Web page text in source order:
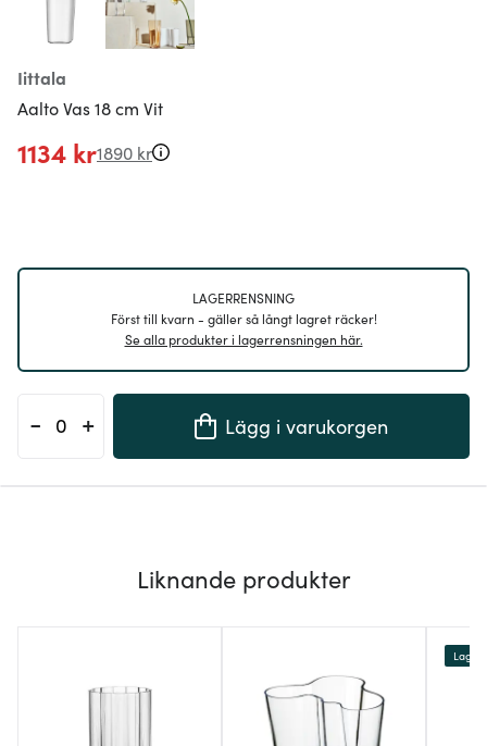
Iittala
Aalto Vas 18 cm Vit
1134 kr1890 kr
LAGERRENSNING
Först till kvarn - gäller så långt lagret räcker!
Se alla produkter i lagerrensningen här.
- + Lägg i varukorgen
Liknande produkter